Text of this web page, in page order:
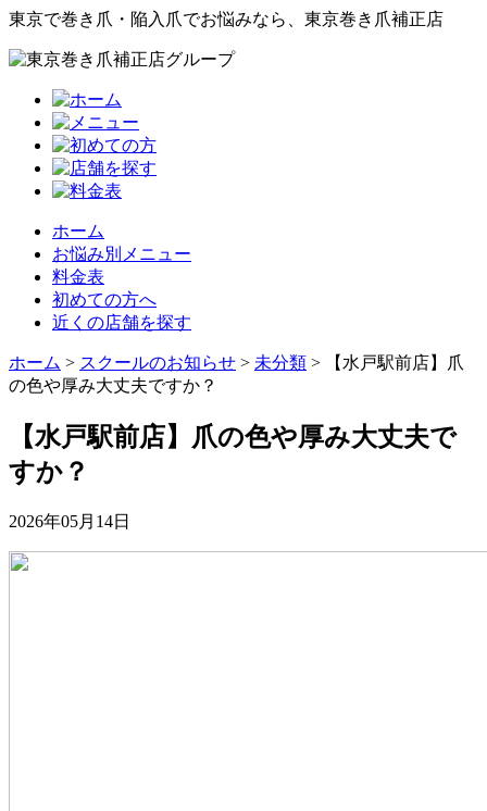
東京で巻き爪・陥入爪でお悩みなら、東京巻き爪補正店
ホーム
お悩み別メニュー
料金表
初めての方へ
近くの店舗を探す
ホーム > スクールのお知らせ > 未分類 >
【水戸駅前店】爪
の色や厚み大丈夫ですか？
【水戸駅前店】爪の色や厚み大丈夫で
すか？
2026年05月14日